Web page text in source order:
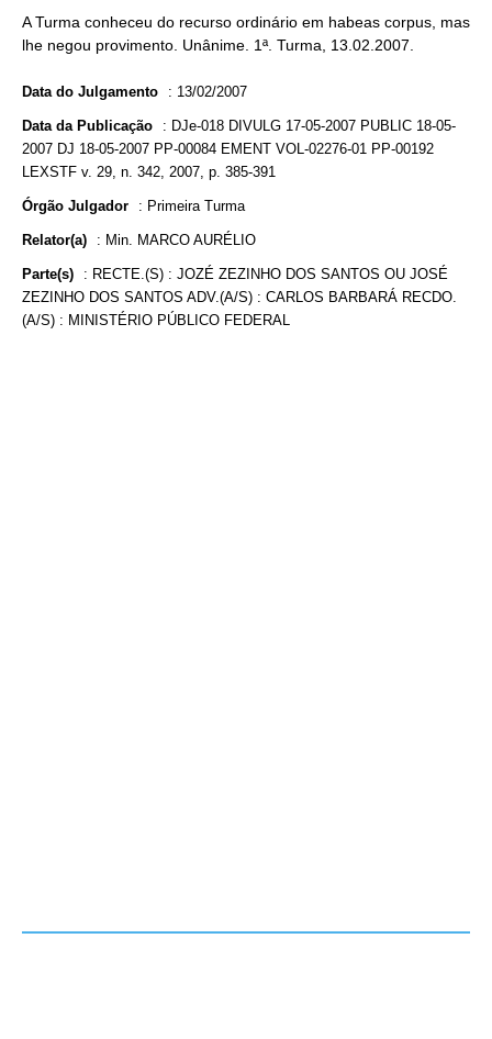
A Turma conheceu do recurso ordinário em habeas corpus, mas
lhe negou provimento. Unânime. 1ª. Turma, 13.02.2007.
Data do Julgamento : 13/02/2007
Data da Publicação : DJe-018 DIVULG 17-05-2007 PUBLIC 18-05-
2007 DJ 18-05-2007 PP-00084 EMENT VOL-02276-01 PP-00192
LEXSTF v. 29, n. 342, 2007, p. 385-391
Órgão Julgador : Primeira Turma
Relator(a) : Min. MARCO AURÉLIO
Parte(s) : RECTE.(S) : JOZÉ ZEZINHO DOS SANTOS OU JOSÉ
ZEZINHO DOS SANTOS ADV.(A/S) : CARLOS BARBARÁ RECDO.
(A/S) : MINISTÉRIO PÚBLICO FEDERAL